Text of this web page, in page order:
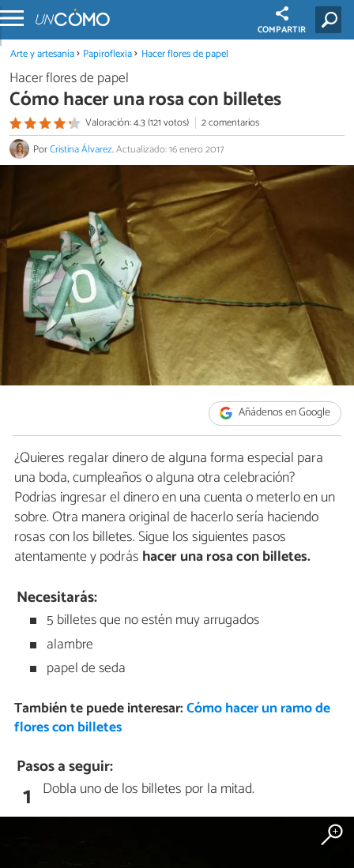
COMPARTIR
Arte y artesanía Papiroflexia Hacer flores de papel
Hacer flores de papel
Cómo hacer una rosa con billetes
Valoración: 4.3 (121 votos)
2 comentarios
PorCristina Álvarez.Actualizado: 16 enero 2017
Añádenos en Google
¿Quieres regalar dinero de alguna forma especial para
una boda, cumpleaños o alguna otra celebración?
Podrías ingresar el dinero en una cuenta o meterlo en un
sobre. Otra manera original de hacerlo sería haciendo
rosas con los billetes. Sigue los siguientes pasos
atentamente y podrás hacer una rosa con billetes.
Necesitarás:
5 billetes que no estén muy arrugados
alambre
papel de seda
También te puede interesar:Cómo hacer un ramo de
flores con billetes
Pasos a seguir:
1 Dobla uno de los billetes por la mitad.